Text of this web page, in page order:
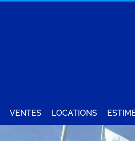
VENTES LOCATIONS